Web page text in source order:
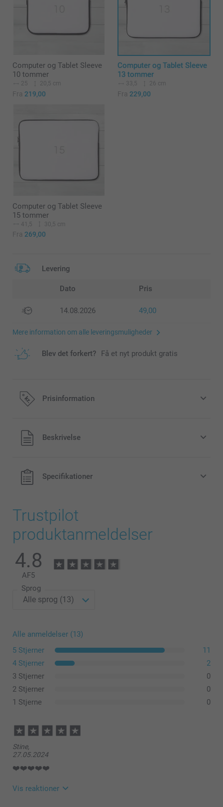
Computer og Tablet Sleeve
10 tommer
25 20,5 cm
Fra 219,00
Computer og Tablet Sleeve
13 tommer
33,5 26 cm
Fra 229,00
Computer og Tablet Sleeve
15 tommer
41,5 30,5 cm
Fra 269,00
Levering
Dato Pris
14.08.2026 49,00
Mere information om alle leveringsmuligheder
Blev det forkert? Få et nyt produkt gratis
Prisinformation
Alle priser inklusive moms og uden
forsendelsesomkostninger
Beskrivelse
Specifikationer
Trustpilot
produktanmeldelser
4.8
AF5
Sprog
Alle anmeldelser (13)
5 Stjerner
11
4 Stjerner
2
3 Stjerner
0
2 Stjerner
0
1 Stjerne
0
Stine,
27.05.2024
❤️❤️❤️❤️❤️
Vis reaktioner